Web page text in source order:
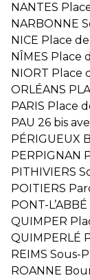
NANTES
NARBONNE
NICE Place
NÎMES Place
NIORT Place
ORLÉANS
PARIS Place
PAU 26 bis
PÉRIGUEUX
PERPIGNAN
PITHIVIERS
POITIERS
PONT-
QUIMPER
QUIMPERLÉ
REIMS Sous-
ROANNE